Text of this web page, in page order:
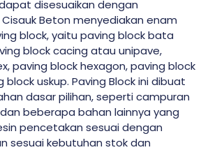
disesuaikan dengan
Beton menyediakan enam
block, yaitu paving block bata
block cacing atau unipave,
paving block hexagon, paving block
block uskup. Paving Block ini dibuat
dasar pilihan, seperti campuran
beberapa bahan lainnya yang
pencetakan sesuai dengan
sesuai kebutuhan stok dan